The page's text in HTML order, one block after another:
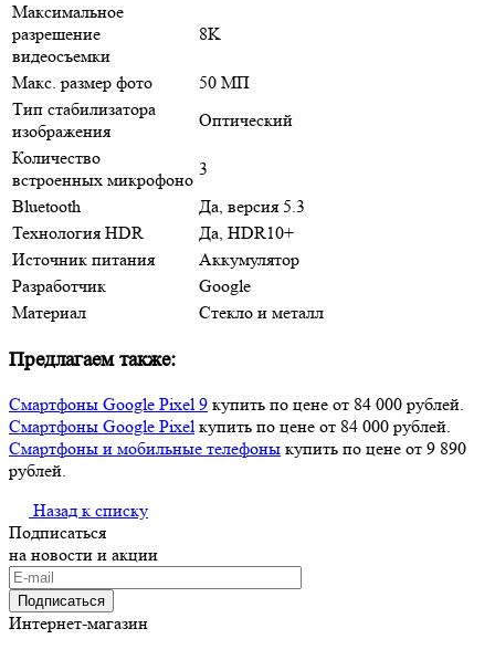
Максимальное
разрешение
видеосъемки
8K
Макс. размер фото
50 МП
Тип стабилизатора
изображения
Оптический
Количество
встроенных микрофоно
3
Bluetooth
Да, версия 5.3
Технология HDR
Да, HDR10+
Источник питания
Аккумулятор
Разработчик
Google
Материал
Стекло и металл
Предлагаем также:
Смартфоны Google Pixel 9 купить по цене от 84 000 рублей.
Смартфоны Google Pixel купить по цене от 84 000 рублей.
Смартфоны и мобильные телефоны купить по цене от 9 890
рублей.
Назад к списку
Подписаться
на новости и акции
Подписаться
Интернет-магазин